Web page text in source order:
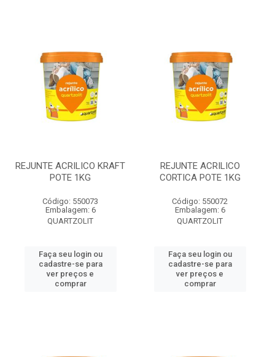
REJUNTE ACRILICO KRAFT
POTE 1KG
Código: 550073
Embalagem: 6
QUARTZOLIT
Faça seu login ou
cadastre-se para
ver preços e
comprar
REJUNTE ACRILICO
CORTICA POTE 1KG
Código: 550072
Embalagem: 6
QUARTZOLIT
Faça seu login ou
cadastre-se para
ver preços e
comprar